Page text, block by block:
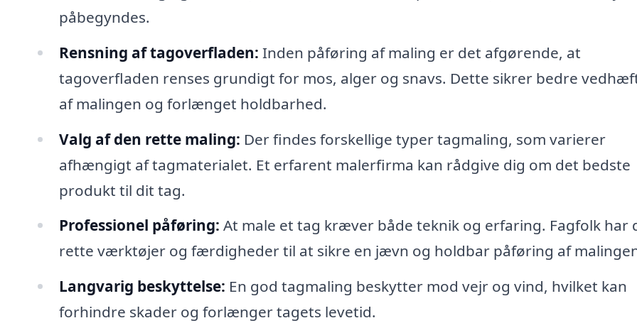
påbegyndes.
Rensning af tagoverfladen: Inden påføring af maling er det afgørende, at
tagoverfladen renses grundigt for mos, alger og snavs. Dette sikrer bedre
af malingen og forlænget holdbarhed.
Valg af den rette maling: Der findes forskellige typer tagmaling, som varierer
afhængigt af tagmaterialet. Et erfarent malerfirma kan rådgive dig om det bedste
produkt til dit tag.
Professionel påføring: At male et tag kræver både teknik og erfaring. Fagfolk har
rette værktøjer og færdigheder til at sikre en jævn og holdbar påføring af
Langvarig beskyttelse: En god tagmaling beskytter mod vejr og vind, hvilket kan
forhindre skader og forlænger tagets levetid.